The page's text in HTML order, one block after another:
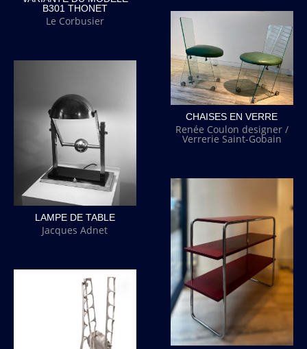
B301 THONET
Le Corbusier
CHAISES EN VERRE
Renée Coulon designer /
Verrerie Saint-Gobain
LAMPE DE TABLE
Jacques Adnet